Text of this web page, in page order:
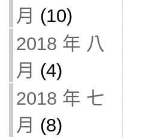
月 (10)
2018 年 八
月 (4)
2018 年 七
月 (8)